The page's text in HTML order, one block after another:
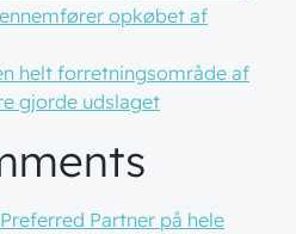
opkøbet af
helt forretningsområde af
gjorde udslaget
Partner på hele